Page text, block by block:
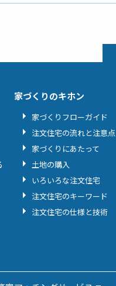
家づくりのキホン
家づくりフローガイド
注文住宅の流れと注意点
家づくりにあたって
土地の購入
いろいろな注文住宅
注文住宅のキーワード
注文住宅の仕様と技術